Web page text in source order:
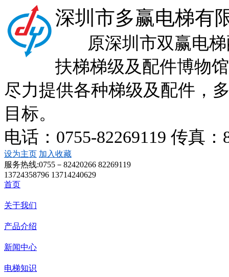
深圳市多赢电梯有
原深圳市双赢电梯
扶梯梯级及配件博物
尽力提供各种梯级及配件，
目标。
电话：0755-82269119 传真
设为主页 加入收藏
服务热线:0755－82420266 82269119
13724358796 13714240629
首页
关于我们
产品介绍
新闻中心
电梯知识